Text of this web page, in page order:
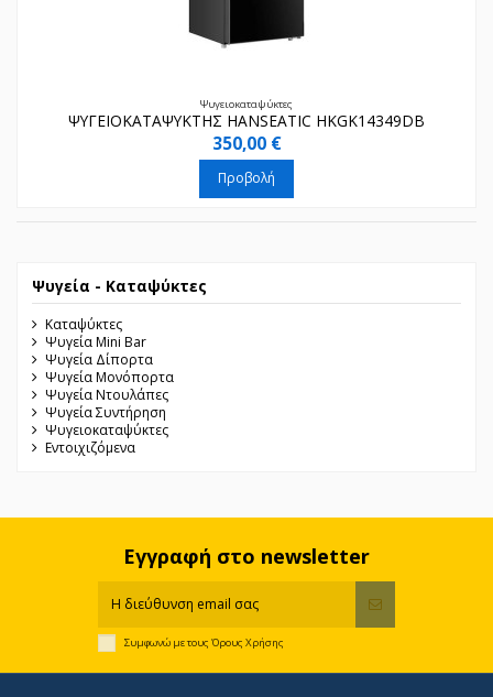
Ψυγειοκαταψύκτες
ΨΥΓΕΙΟΚΑΤΑΨΥΚΤΗΣ HANSEATIC HKGK14349DB
350,00 €
Προβολή
Ψυγεία - Καταψύκτες
Καταψύκτες
Ψυγεία Mini Bar
Ψυγεία Δίπορτα
Ψυγεία Μονόπορτα
Ψυγεία Ντουλάπες
Ψυγεία Συντήρηση
Ψυγειοκαταψύκτες
Εντοιχιζόμενα
Εγγραφή στο newsletter
Συμφωνώ με τους Όρους Χρήσης